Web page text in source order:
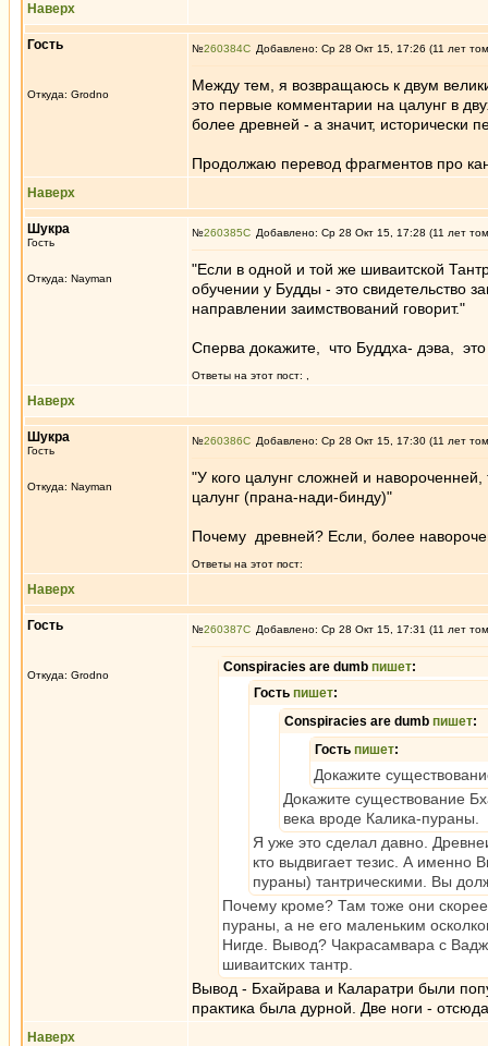
Наверх
Гость
Откуда: Grodno
№260384 Добавлено: Ср 28 Окт 15, 17:26 (11 лет
Между тем, я возвращаюсь к двум
это первые комментарии на цалунг в
более древней - а значит, исторически
Продолжаю перевод фрагментов про
Наверх
Шукра
Гость
Откуда: Nayman
№260385 Добавлено: Ср 28 Окт 15, 17:28 (11 лет
"Если в одной и той же шиваитской
обучении у Будды - это свидетельство
направлении заимствований говорит."
Сперва докажите, что Буддха- дэва,
Ответы на этот пост:
Наверх
Шукра
Гость
Откуда: Nayman
№260386 Добавлено: Ср 28 Окт 15, 17:30 (11 лет
"У кого цалунг сложней и
цалунг (прана-нади-бинду)"
Почему древней? Если, более
Ответы на этот пост:
Наверх
Гость
Откуда: Grodno
№260387 Добавлено: Ср 28 Окт 15, 17:31 (11 лет
Conspiracies are dumb пишет:
Гость пишет:
Conspiracies are dumb пишет:
Гость пишет:
Докажите
Докажите существование
века вроде Калика-пураны.
Я уже это сделал давно.
кто выдвигает тезис. А именно
пураны) тантрическими. Вы
Почему кроме? Там тоже они
пураны, а не его маленьким
Нигде. Вывод? Чакрасамвара с
шиваитских тантр.
Вывод - Бхайрава и Каларатри были
практика была дурной. Две ноги -
Наверх